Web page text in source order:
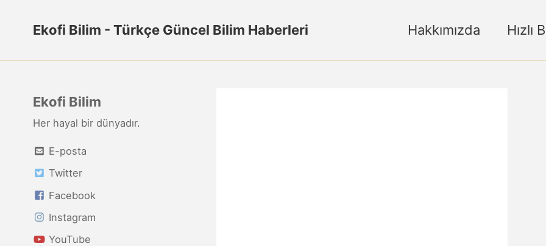
Ekofi Bilim - Türkçe Güncel Bilim Haberleri Hakkımızda Hızlı
Ekofi Bilim
Her hayal bir dünyadır.
E-posta
Twitter
Facebook
Instagram
YouTube